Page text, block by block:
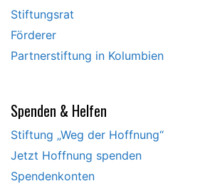
Stiftungsrat
Förderer
Partnerstiftung in Kolumbien
Spenden & Helfen
Stiftung „Weg der Hoffnung“
Jetzt Hoffnung spenden
Spendenkonten